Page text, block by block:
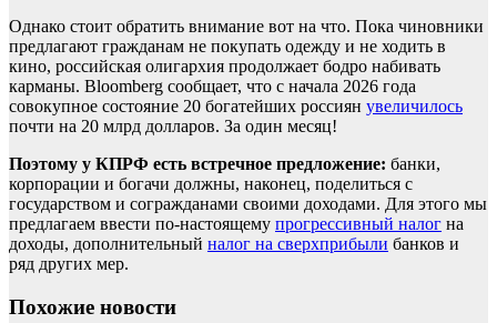
Однако стоит обратить внимание вот на что. Пока чиновники
предлагают гражданам не покупать одежду и не ходить в
кино, российская олигархия продолжает бодро набивать
карманы. Bloomberg сообщает, что с начала 2026 года
совокупное состояние 20 богатейших россиян увеличилось
почти на 20 млрд долларов. За один месяц!
Поэтому у КПРФ есть встречное предложение: банки,
корпорации и богачи должны, наконец, поделиться с
государством и согражданами своими доходами. Для этого мы
предлагаем ввести по-настоящему прогрессивный налог на
доходы, дополнительный налог на сверхприбыли банков и
ряд других мер.
Похожие новости